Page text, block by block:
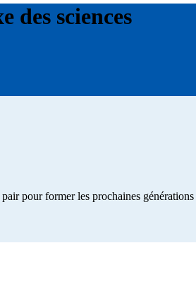
des sciences
pour former les prochaines